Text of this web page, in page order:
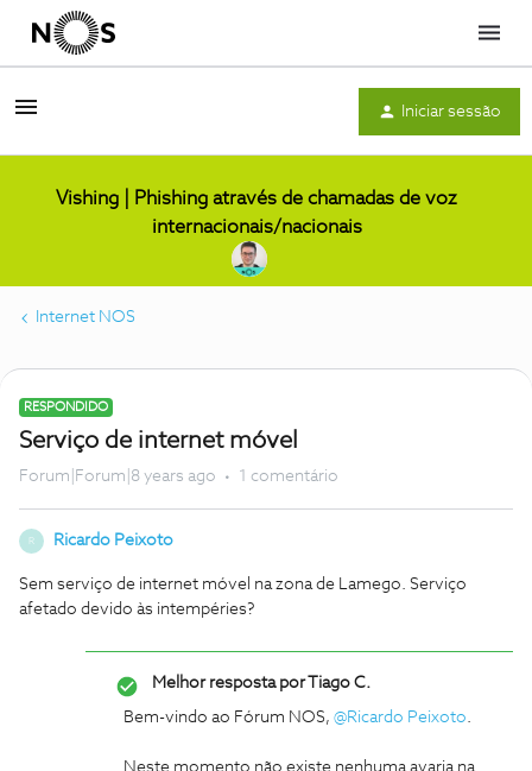
Menu
Iniciar sessão
Vishing | Phishing através de chamadas de voz
internacionais/nacionais
Internet NOS
RESPONDIDO
Serviço de internet móvel
Forum|Forum|8 years ago 1 comentário
R Ricardo Peixoto
Sem serviço de internet móvel na zona de Lamego. Serviço
afetado devido às intempéries?
Melhor resposta porTiago C.
Bem-vindo ao Fórum NOS, @Ricardo Peixoto.
Neste momento não existe nenhuma avaria na